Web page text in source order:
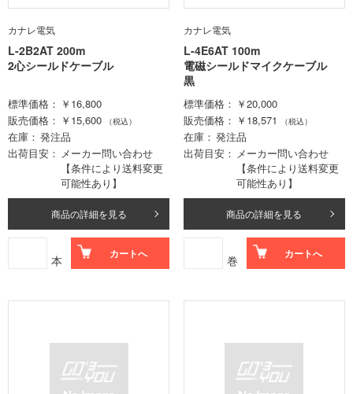
カナレ電気
L-2B2AT 200m
2心シールドケーブル
標準価格
￥16,800
販売価格
￥15,600 （税込）
在庫
発注品
出荷目安
メーカー問い合わせ
【条件により送料変更
可能性あり】
商品の詳細を見る
本 カートへ
カナレ電気
L-4E6AT 100m
電磁シールドマイクケーブル
黒
標準価格
￥20,000
販売価格
￥18,571 （税込）
在庫
発注品
出荷目安
メーカー問い合わせ
【条件により送料変更
可能性あり】
商品の詳細を見る
巻 カートへ